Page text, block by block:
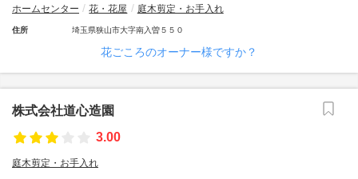
ホームセンター 花・花屋 庭木剪定・お手入れ
住所 埼玉県狭山市大字南入曽５５０
花ごころのオーナー様ですか？
株式会社道心造園
3.00
庭木剪定・お手入れ